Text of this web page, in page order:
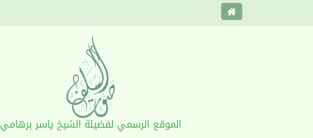
الموقع الرسمي لفضيلة الشيخ ياسر برهامي